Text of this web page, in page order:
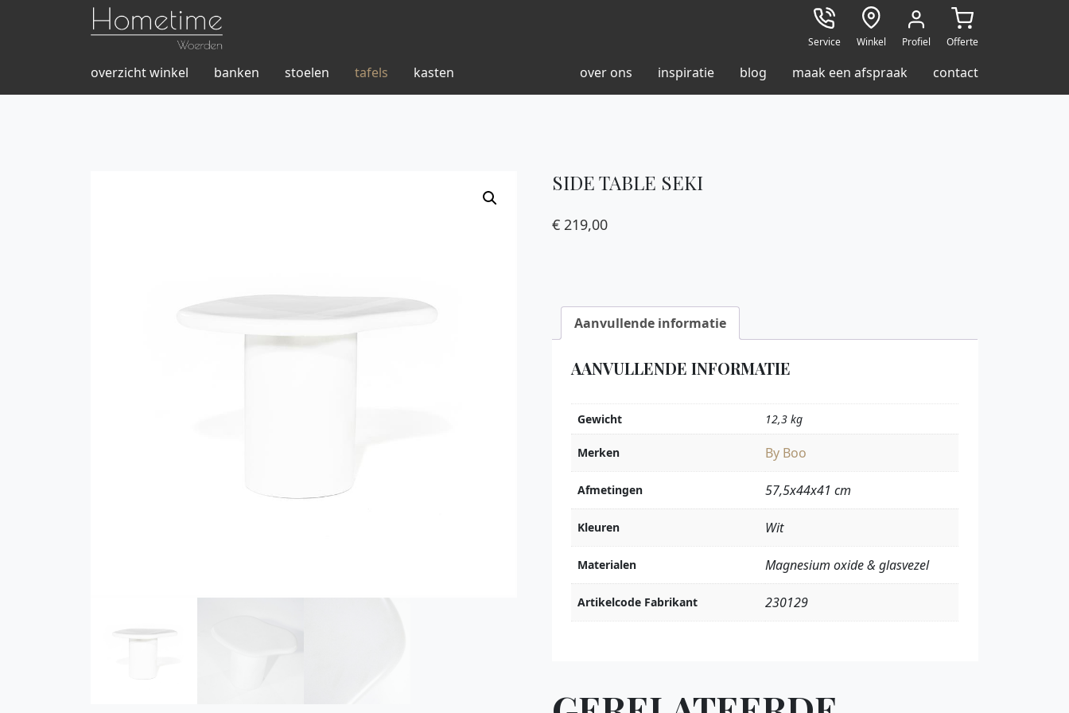
Service Winkel Profiel Offerte
overzicht winkel banken stoelen tafels kasten over ons inspiratie blog maak een afspraak contact
SIDE TABLE SEKI
€ 219,00
Aanvullende informatie
AANVULLENDE INFORMATIE
Gewicht 12,3 kg
Merken By Boo
Afmetingen 57,5x44x41 cm
Kleuren Wit
Materialen Magnesium oxide & glasvezel
Artikelcode Fabrikant 230129